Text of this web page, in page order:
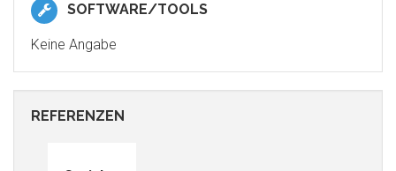
SOFTWARE/TOOLS
Keine Angabe
REFERENZEN